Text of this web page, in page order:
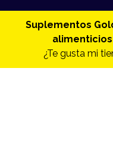
Suplementos
¿Te gusta mi